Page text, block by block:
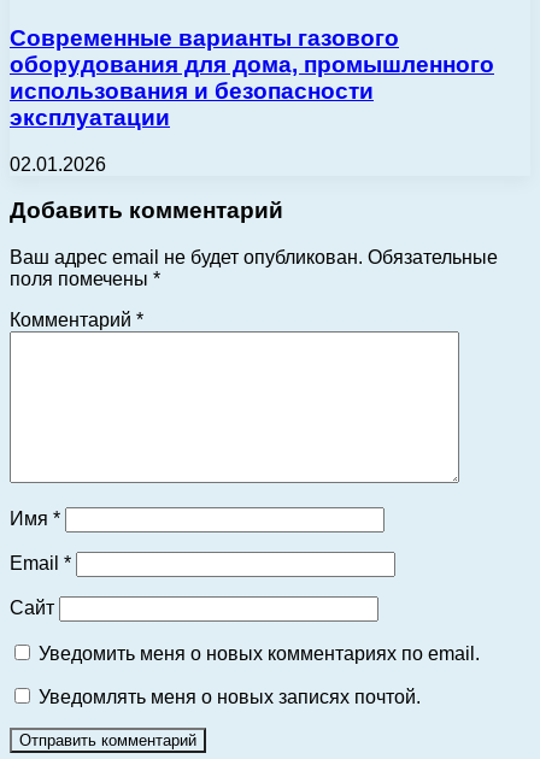
Современные варианты газового
оборудования для дома, промышленного
использования и безопасности
эксплуатации
02.01.2026
Добавить комментарий
Ваш адрес email не будет опубликован. Обязательные
поля помечены *
Комментарий *
Имя *
Email *
Сайт
Уведомить меня о новых комментариях по email.
Уведомлять меня о новых записях почтой.